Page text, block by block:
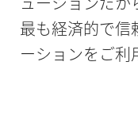
最も経済的で信
ーションをご利